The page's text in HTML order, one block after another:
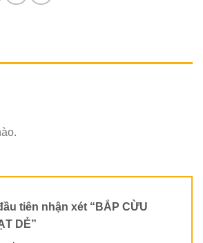
tiên nhận xét “BẮP CỪU
DẺ”